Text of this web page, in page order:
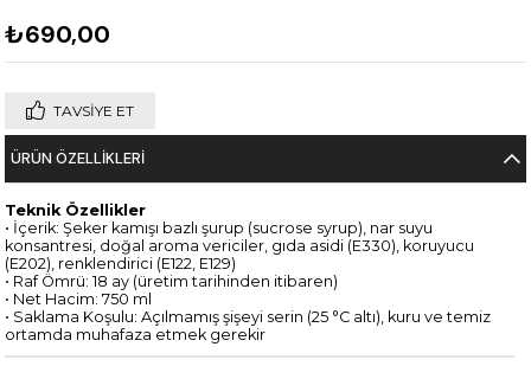
₺690,00
TAVSIYE ET
ÜRÜN ÖZELLIKLERI
Teknik Özellikler
• İçerik: Şeker kamışı bazlı şurup (sucrose syrup), nar suyu
konsantresi, doğal aroma vericiler, gıda asidi (E330), koruyucu
(E202), renklendirici (E122, E129)
• Raf Ömrü: 18 ay (üretim tarihinden itibaren)
• Net Hacim: 750 ml
• Saklama Koşulu: Açılmamış şişeyi serin (25 °C altı), kuru ve temiz
ortamda muhafaza etmek gerekir